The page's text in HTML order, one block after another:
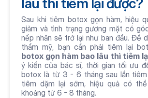
lâu thì tiêm lại được?
Sau khi tiêm botox gọn hàm, hiệu
giảm và tình trạng gương mặt có
nếp nhăn sẽ trở lại như ban đầu. Để
thẩm mỹ, bạn cần phải tiêm lại
botox gọn hàm bao lâu thì tiêm
ý kiến của bác sĩ, thời gian tối ưu
botox là từ 3 - 6 tháng sau lần tiêm
tiêm dặm lại sớm, hiệu quả có
khoảng từ 6 - 8 tháng.